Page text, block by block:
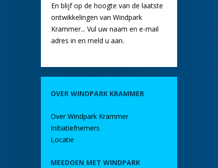
En blijf op de hoogte van de laatste
ontwikkelingen van Windpark
Krammer... Vul uw naam en e-mail
adres in en meld u aan.
OVER WINDPARK KRAMMER
Over Windpark Krammer
Initiatiefnemers
Locatie
MEEDOEN MET WINDPARK